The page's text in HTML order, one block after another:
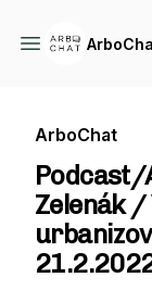
ArboChat
Podcast/
Zelenák /